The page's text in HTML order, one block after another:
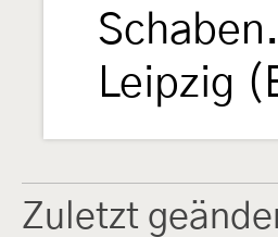
Leipzig
Zuletzt